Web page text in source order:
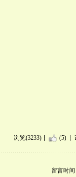
浏览(3233) (5)
留言时间